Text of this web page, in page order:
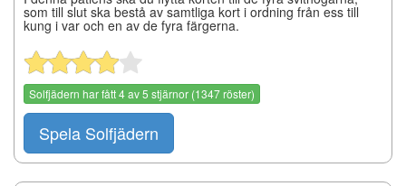
som till slut ska bestå av samtliga kort i ordning från ess till
kung i var och en av de fyra färgerna.
Solfjädern har fått4av5 stjärnor (1347röster)
Spela Solfjädern